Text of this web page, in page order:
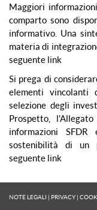
Maggiori
comparto sono
informativo. Una
materia di
seguente link
Si prega di
elementi vincolanti
selezione degli
Prospetto,
informazioni
sostenibilità di un
seguente link
NOTE LEGALI | PRIVACY |